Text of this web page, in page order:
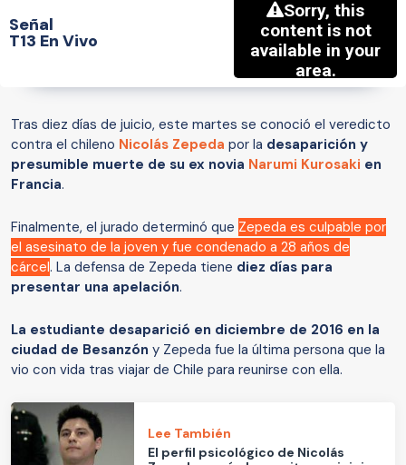
Señal
T13 En Vivo
Tras diez días de juicio, este martes se conoció el veredicto
contra el chileno Nicolás Zepeda por la desaparición y
presumible muerte de su ex novia Narumi Kurosaki en
Francia.
Finalmente, el jurado determinó que Zepeda es culpable por
el asesinato de la joven y fue condenado a 28 años de
cárcel. La defensa de Zepeda tiene diez días para
presentar una apelación.
La estudiante desaparició en diciembre de 2016 en la
ciudad de Besanzón y Zepeda fue la última persona que la
vio con vida tras viajar de Chile para reunirse con ella.
Lee También
El perfil psicológico de Nicolás